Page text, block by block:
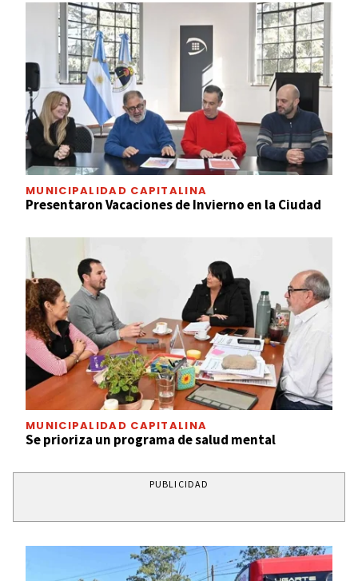
MUNICIPALIDAD CAPITALINA
Presentaron Vacaciones de Invierno en la Ciudad
MUNICIPALIDAD CAPITALINA
Se prioriza un programa de salud mental
PUBLICIDAD